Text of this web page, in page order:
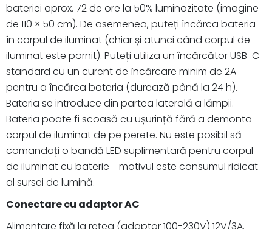
bateriei aprox. 72 de ore la 50% luminozitate (imagine
de 110 × 50 cm). De asemenea, puteți încărca bateria
în corpul de iluminat (chiar și atunci când corpul de
iluminat este pornit). Puteți utiliza un încărcător USB-C
standard cu un curent de încărcare minim de 2A
pentru a încărca bateria (durează până la 24 h).
Bateria se introduce din partea laterală a lămpii.
Bateria poate fi scoasă cu ușurință fără a demonta
corpul de iluminat de pe perete. Nu este posibil să
comandați o bandă LED suplimentară pentru corpul
de iluminat cu baterie - motivul este consumul ridicat
al sursei de lumină.
Conectare cu adaptor AC
Alimentare fixă la rețea (adaptor 100-230V) 12V/3A.